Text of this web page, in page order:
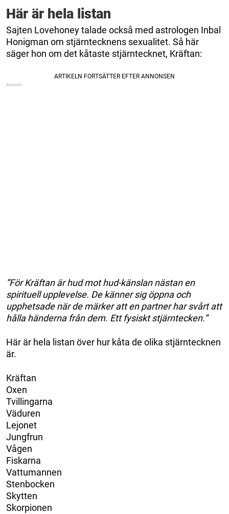
Här är hela listan
Sajten Lovehoney talade också med astrologen Inbal
Honigman om stjärntecknens sexualitet. Så här
säger hon om det kåtaste stjärntecknet, Kräftan:
”För Kräftan är hud mot hud-känslan nästan en
spirituell upplevelse. De känner sig öppna och
upphetsade när de märker att en partner har svårt att
hålla händerna från dem. Ett fysiskt stjärntecken.”
Här är hela listan över hur kåta de olika stjärntecknen
är.
Kräftan
Oxen
Tvillingarna
Väduren
Lejonet
Jungfrun
Vågen
Fiskarna
Vattumannen
Stenbocken
Skytten
Skorpionen